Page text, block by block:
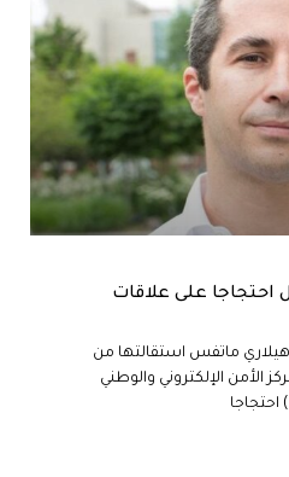
احتجاجا على علاقات
هيلاري ماتفس استقالتها من
الأمن الإلكتروني والوطني